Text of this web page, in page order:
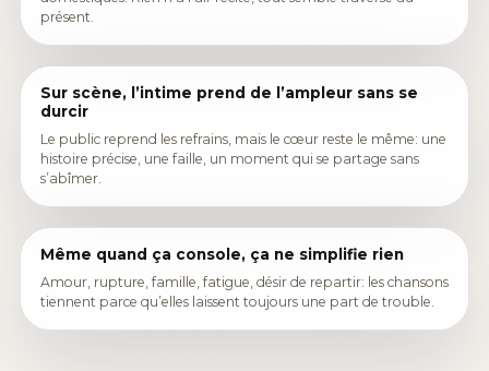
présent.
Sur scène, l’intime prend de l’ampleur sans se
durcir
Le public reprend les refrains, mais le cœur reste le même: une
histoire précise, une faille, un moment qui se partage sans
s’abîmer.
Même quand ça console, ça ne simplifie rien
Amour, rupture, famille, fatigue, désir de repartir: les chansons
tiennent parce qu’elles laissent toujours une part de trouble.